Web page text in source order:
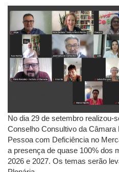
No dia 29 de setembro realizou-
Conselho Consultivo da Câmara
Pessoa com Deficiência no
a presença de quase 100% dos
2026 e 2027. Os temas serão